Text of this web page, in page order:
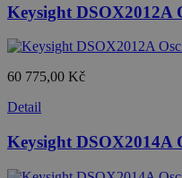
Keysight DSOX2012A
60 775,00 Kč
Detail
Keysight DSOX2014A